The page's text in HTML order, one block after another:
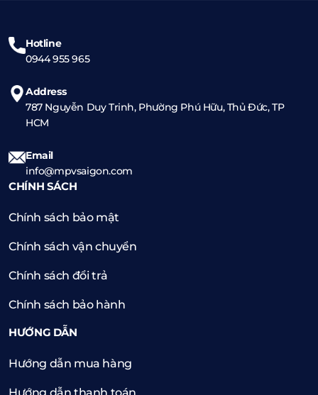
Hotline
0944 955 965
Address
787 Nguyễn Duy Trinh, Phường Phú Hữu, Thủ Đức, TP
HCM
Email
info@mpvsaigon.com
CHÍNH SÁCH
Chính sách bảo mật
Chính sách vận chuyển
Chính sách đổi trả
Chính sách bảo hành
HƯỚNG DẪN
Hướng dẫn mua hàng